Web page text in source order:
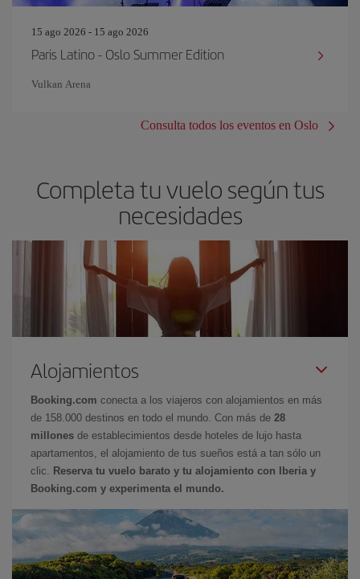
15 ago 2026 - 15 ago 2026
Paris Latino - Oslo Summer Edition
Vulkan Arena
Consulta todos los eventos en Oslo
Completa tu vuelo según tus
necesidades
Alojamientos
Booking.com conecta a los viajeros con alojamientos en más
de 158.000 destinos en todo el mundo. Con más de 28
millones de establecimientos desde hoteles de lujo hasta
apartamentos, el alojamiento de tus sueños está a tan sólo un
clic.
Reserva tu vuelo barato y tu alojamiento con Iberia y
Booking.com y experimenta el mundo.